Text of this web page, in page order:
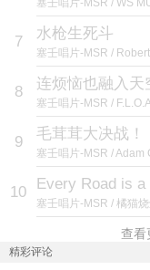
塞壬唱片-MSR / WS
7 水枪生死斗
塞壬唱片-MSR /
8 连烦恼也融入天
塞壬唱片-MSR /
9 毛茸茸大决战！
塞壬唱片-MSR / Adam
10 Every Road is a
塞壬唱片-MSR / 橘猫烧
查看
精彩评论